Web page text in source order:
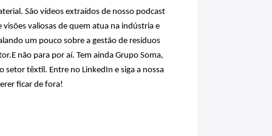
São vídeos extraídos de nosso podcast
visões valiosas de quem atua na indústria e
um pouco sobre a gestão de resíduos
não para por aí. Tem ainda Grupo Soma,
setor têxtil. Entre no LinkedIn e siga a nossa
ficar de fora!